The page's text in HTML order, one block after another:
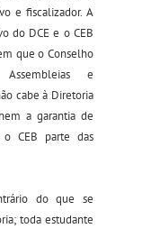
e fiscalizador. A
do DCE e o CEB
que o Conselho
e
cabe à Diretoria
a garantia de
o CEB parte das
do que se
toda estudante